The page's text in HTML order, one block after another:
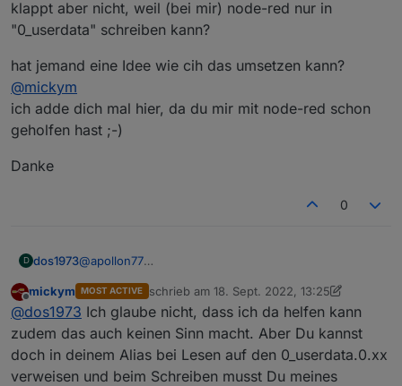
klappt aber nicht, weil (bei mir) node-red nur in
"0_userdata" schreiben kann?
hat jemand eine Idee wie cih das umsetzen kann?
@mickym
ich adde dich mal hier, da du mir mit node-red schon
geholfen hast ;-)
Danke
0
D dos1973@apollon77
und setze alle DP pico-bello neu auf.
Musste aber bereits einmal alles löschen ;-)
Frage.
ich habe DP die kommen als json
aktuell schreibe ich mir via node-red die einzelnen DP
in
Offline
mickym MOST ACTIVE schrieb am 18. Sept. 2022, 13:25
zuletzt editiert von mickym
@dos1973 Ich glaube nicht, dass ich da helfen kann
zudem das auch keinen Sinn macht. Aber Du kannst
doch in deinem Alias bei Lesen auf den 0_userdata.0.xx
verweisen und beim Schreiben musst Du meines